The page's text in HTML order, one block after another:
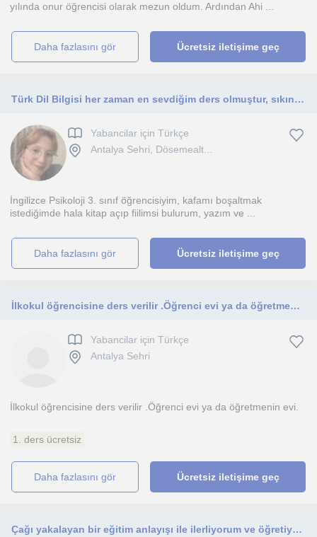
yılında onur öğrencisi olarak mezun oldum. Ardından Ahi ...
daha fazlasını gör Ücretsiz iletişime geç
Türk Dil Bilgisi her zaman en sevdiğim ders olmuştur, sıkıntı yaşıyorsanız yardımcı olmaktan mutluluk duyarım :)
Yabancilar için Türkçe
Antalya Sehri, Dösemealt...
İngilizce Psikoloji 3. sınıf öğrencisiyim, kafamı boşaltmak
istediğimde hala kitap açıp fiilimsi bulurum, yazım ve ...
daha fazlasını gör Ücretsiz iletişime geç
İlkokul öğrencisine ders verilir .Öğrenci evi ya da öğretmenin evi
Yabancilar için Türkçe
Antalya Sehri
İlkokul öğrencisine ders verilir .Öğrenci evi ya da öğretmenin evi.
1. ders ücretsiz
daha fazlasını gör Ücretsiz iletişime geç
Çağı yakalayan bir eğitim anlayışı ile ilerliyorum ve öğretiyorum!